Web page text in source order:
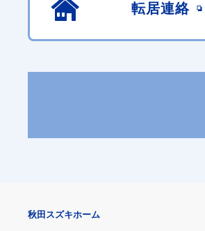
転居連絡
秋田スズキホーム